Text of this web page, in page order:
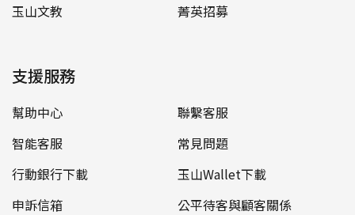
玉山文教
菁英招募
支援服務
幫助中心
聯繫客服
智能客服
常見問題
行動銀行下載
玉山Wallet下載
申訴信箱
公平待客與顧客關係